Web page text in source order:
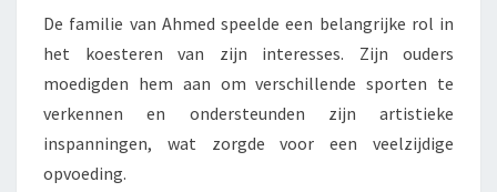
De familie van Ahmed speelde een belangrijke rol in
het koesteren van zijn interesses. Zijn ouders
moedigden hem aan om verschillende sporten te
verkennen en ondersteunden zijn artistieke
inspanningen, wat zorgde voor een veelzijdige
opvoeding.